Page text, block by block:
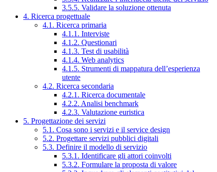
3.5.5. Validare la soluzione ottenuta
4. Ricerca progettuale
4.1. Ricerca primaria
4.1.1. Interviste
4.1.2. Questionari
4.1.3. Test di usabilità
4.1.4. Web analytics
4.1.5. Strumenti di mappatura dell’esperienza
utente
4.2. Ricerca secondaria
4.2.1. Ricerca documentale
4.2.2. Analisi benchmark
4.2.3. Valutazione euristica
5. Progettazione dei servizi
5.1. Cosa sono i servizi e il service design
5.2. Progettare servizi pubblici digitali
5.3. Definire il modello di servizio
5.3.1. Identificare gli attori coinvolti
5.3.2. Formulare la proposta di valore